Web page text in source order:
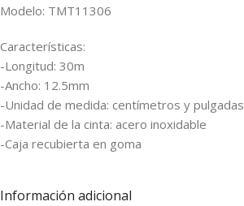
Modelo: TMT11306
Características:
-Longitud: 30m
-Ancho: 12.5mm
-Unidad de medida: centímetros y pulgadas
-Material de la cinta: acero inoxidable
-Caja recubierta en goma
Información adicional